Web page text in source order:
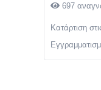
697
Κατάρτιση